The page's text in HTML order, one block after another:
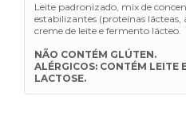
Leite padronizado, mix de
estabilizantes (proteínas
creme de leite e fermento lácteo.
NÃO CONTÉM GLÚTEN.
ALÉRGICOS: CONTÉM LEITE
LACTOSE.